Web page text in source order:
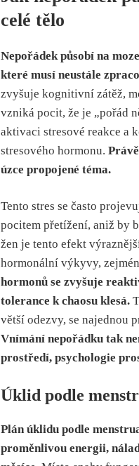
celé tělo
Nepořádek působí na
které musí neustále
zvyšuje kognitivní zátěž,
vzniká pocit, že je „pořád
aktivaci stresové reakce a
stresového hormonu.
úzce propojené téma.
Tento stres se často
pocitem přetížení, aniž by
žen je tento efekt
hormonální výkyvy,
hormonů se zvyšuje
tolerance k chaosu klesá.
větší odezvy, se najednou
Vnímání nepořádku tak
prostředí, psychologie
Úklid podle
Plán úklidu podle
proměnlivou energii,